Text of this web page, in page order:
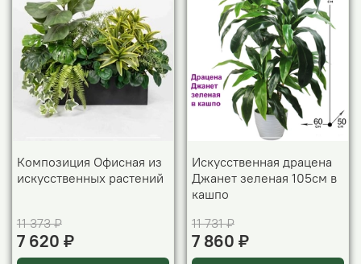
Композиция Офисная из
искусственных растений
11 373 ₽
7 620 ₽
Искусственная драцена
Джанет зеленая 105см в
кашпо
11 731 ₽
7 860 ₽